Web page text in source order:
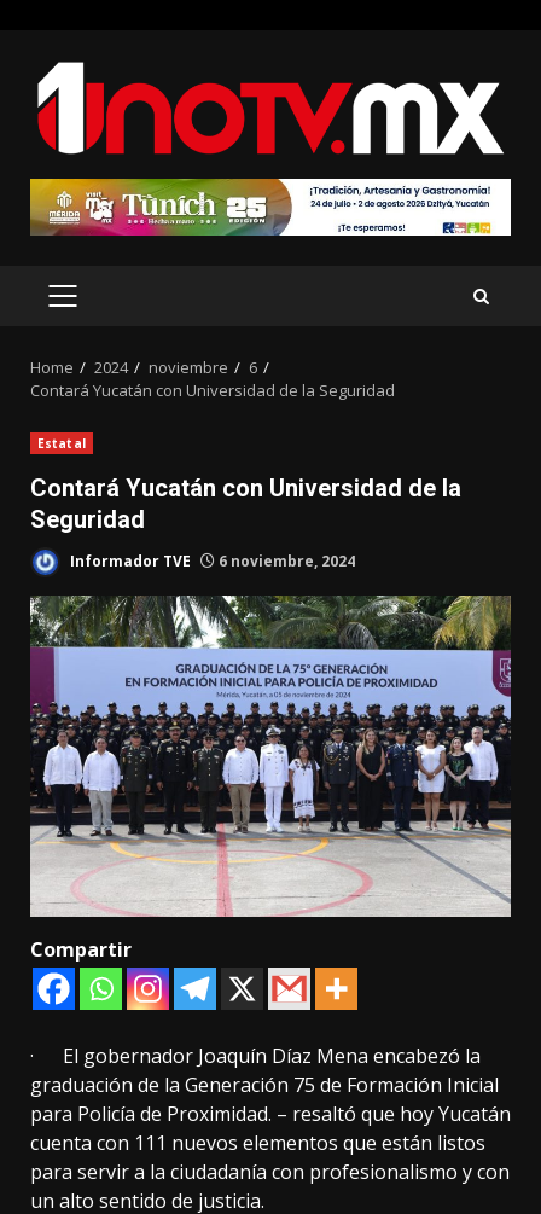
content
PRIMARY
Home 2024 noviembre
6
Contará Yucatán con Universidad de la Seguridad
Estatal
Contará Yucatán con Universidad de la
Seguridad
Informador TVE 6 noviembre, 2024
Compartir
· El gobernador Joaquín Díaz Mena encabezó la
graduación de la Generación 75 de Formación Inicial
para Policía de Proximidad. – resaltó que hoy Yucatán
cuenta con 111 nuevos elementos que están listos
para servir a la ciudadanía con profesionalismo y con
un alto sentido de justicia.